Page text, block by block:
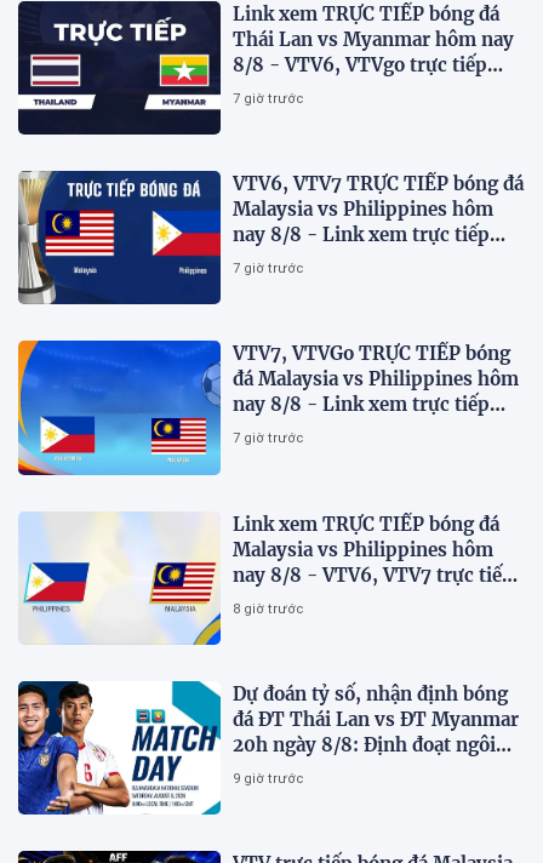
Link xem TRỰC TIẾP bóng đá
Thái Lan vs Myanmar hôm nay
8/8 - VTV6, VTVgo trực tiếp
AFF Cup 2026
7 giờ trước
VTV6, VTV7 TRỰC TIẾP bóng đá
Malaysia vs Philippines hôm
nay 8/8 - Link xem trực tiếp
AFF Cup 2026 mới nhất
7 giờ trước
VTV7, VTVGo TRỰC TIẾP bóng
đá Malaysia vs Philippines hôm
nay 8/8 - Link xem trực tiếp
AFF Cup 2026 mới nhất
7 giờ trước
Link xem TRỰC TIẾP bóng đá
Malaysia vs Philippines hôm
nay 8/8 - VTV6, VTV7 trực tiếp
AFF Cup 2026
8 giờ trước
Dự đoán tỷ số, nhận định bóng
đá ĐT Thái Lan vs ĐT Myanmar
20h ngày 8/8: Định đoạt ngôi
đầu bảng
9 giờ trước